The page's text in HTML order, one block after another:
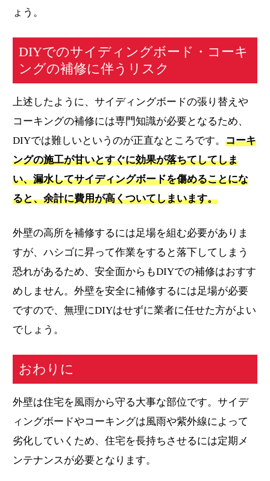
ょう。
DIYでのサイディングボード・コーキ
ングの補修に伴うリスク
上述したように、サイディングボードの張り替えや
コーキングの補修には専門知識が必要となるため、
DIYでは難しいというのが正直なところです。コーキ
ングの施工が甘いとすぐに効果が落ちてしてしま
い、漏水してサイディングボードを傷めることにな
ると、余計に費用が高くついてしまいます。
外壁の高所を補修するには足場を組む必要がありま
すが、ハシゴに昇って作業をすると落下してしまう
恐れがあるため、安全面からもDIYでの補修はおすす
めしません。外壁を安全に補修するには足場が必要
ですので、無理にDIYはせずに業者に任せた方がよい
でしょう。
おわりに
外壁は住宅を風雨から守る大事な部位です。サイデ
ィングボードやコーキングは風雨や紫外線によって
劣化していくため、住宅を長持ちさせるには定期メ
ンテナンスが必要となります。